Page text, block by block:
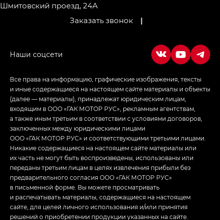
Empow — Эмпау (Empow) в комплектации
Джи Эс — GS, Джи Эль с элементы экстерьера
Шмитовский проезд, 24А
Заказать звонок
|
Все права на информацию, графические изображения, тексты
и иные содержащиеся на настоящем сайте материалы и объекты
(далее — материалы), принадлежат юридическим лицам,
входящим в ООО «ГАК МОТОР РУС», рекламным агентствам,
а также иным третьим в соответствии с условиями договоров,
заключенных между юридическими лицами
ООО «ГАК МОТОР РУС» и соответствующими третьими лицами.
Никакие содержащиеся на настоящем сайте материалы или
их часть не могут быть воспроизведены, использованы или
переданы третьим лицам в целях извлечения прибыли без
предварительного согласия ООО «ГАК МОТОР РУС»
в письменной форме. Вы можете просматривать
и распечатывать материалы, содержащиеся на настоящем
сайте, для целей личного использования и/или принятия
решений о приобретении продукции указанных на сайте.